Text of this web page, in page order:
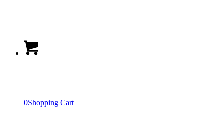
0Shopping Cart